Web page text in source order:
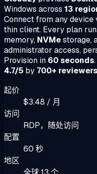
Windows across 13
Connect from any device
thin client. Every plan
memory, NVMestorage,
administrator access,
Provision in 60 seconds
4.7/5 by 700+ reviewers
起价
$3.48 / 月
访问
RDP，随处访问
配置
60 秒
地区